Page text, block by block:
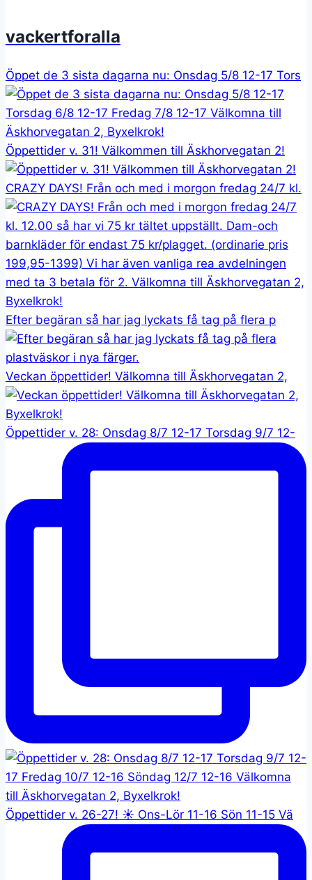
vackertforalla
Öppet de 3 sista dagarna nu: Onsdag 5/8 12-17 Tors
Öppettider v. 31! Välkommen till Äskhorvegatan 2!
CRAZY DAYS! Från och med i morgon fredag 24/7 kl.
Efter begäran så har jag lyckats få tag på flera p
Veckan öppettider! Välkomna till Äskhorvegatan 2,
Öppettider v. 28: Onsdag 8/7 12-17 Torsdag 9/7 12-
Öppettider v. 26-27! ☀️ Ons-Lör 11-16 Sön 11-15 Vä